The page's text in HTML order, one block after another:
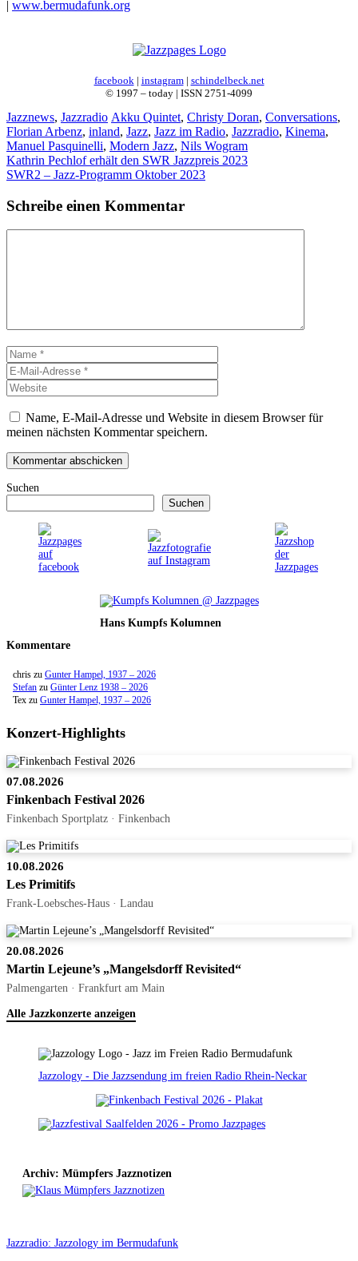
| www.bermudafunk.org
facebook | instagram| schindelbeck.net
© 1997 – today | ISSN 2751-4099
Kategorien
Jazznews, Jazzradio Schlagwörter
Akku Quintet, Christy Doran, Conversations,
Florian Arbenz, inland, Jazz, Jazz im Radio, Jazzradio, Kinema,
Manuel Pasquinelli, Modern Jazz, Nils Wogram
Kathrin Pechlof erhält den SWR Jazzpreis 2023
SWR2 – Jazz-Programm Oktober 2023
Schreibe einen Kommentar
Name
Mail-
Adresse
Name, E-Mail-Adresse und Website in diesem Browser für
meinen nächsten Kommentar speichern.
Suchen
Suchen
Hans Kumpfs Kolumnen
Kommentare
chris zu Gunter Hampel, 1937 – 2026
Stefan zu Günter Lenz 1938 – 2026
Tex zu Gunter Hampel, 1937 – 2026
Konzert-Highlights
07.08.2026
Finkenbach Festival 2026
Finkenbach Sportplatz · Finkenbach
10.08.2026
Les Primitifs
Frank-Loebsches-Haus · Landau
20.08.2026
Martin Lejeune’s „Mangelsdorff Revisited“
Palmengarten · Frankfurt am Main
Alle Jazzkonzerte anzeigen
Jazzology - Die Jazzsendung im freien Radio Rhein-Neckar
Archiv: Mümpfers Jazznotizen
Jazzradio: Jazzology im Bermudafunk